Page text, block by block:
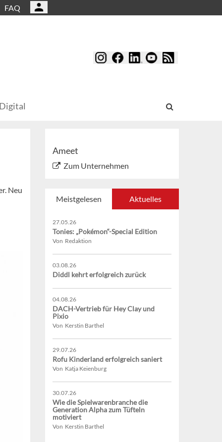
FAQ
Neu
Ameet
Zum Unternehmen
Meistgelesen Aktuelles
27.05.26
Tonies: „Pokémon“-Special Edition
Von Redaktion
03.08.26
Diddl kehrt erfolgreich zurück
04.08.26
DACH-Vertrieb für Hey Clay und
Pixio
Von Kerstin Barthel
29.07.26
Rofu Kinderland erfolgreich saniert
Von Katja Keienburg
30.07.26
Wie die Spielwarenbranche die
Generation Alpha zum Tüfteln
motiviert
Von Kerstin Barthel